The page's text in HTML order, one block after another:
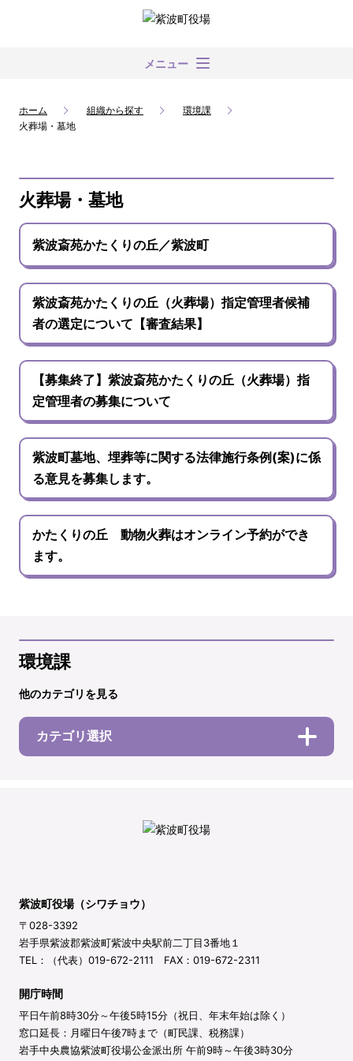
メニュー
ホーム 組織から探す
環境課
火葬場・墓地
火葬場・墓地
紫波斎苑かたくりの丘／紫波町
紫波斎苑かたくりの丘（火葬場）指定管理者候補
者の選定について【審査結果】
【募集終了】紫波斎苑かたくりの丘（火葬場）指
定管理者の募集について
紫波町墓地、埋葬等に関する法律施行条例(案)に係
る意見を募集します。
かたくりの丘 動物火葬はオンライン予約ができ
ます。
環境課
他のカテゴリを見る
カテゴリ選択
紫波町役場（シワチョウ）
〒028-3392
岩手県紫波郡紫波町紫波中央駅前二丁目3番地１
TEL：（代表）019-672-2111 FAX：019-672-2311
開庁時間
平日午前8時30分～午後5時15分（祝日、年末年始は除く）
窓口延長：月曜日午後7時まで（町民課、税務課）
岩手中央農協紫波町役場公金派出所 午前9時～午後3時30分